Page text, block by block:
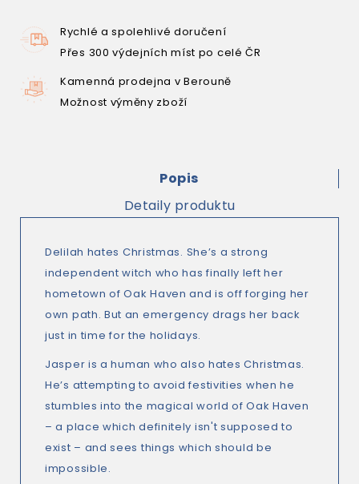
Rychlé a spolehlivé doručení
Přes 300 výdejních míst po celé ČR
Kamenná prodejna v Berouně
Možnost výměny zboží
Popis
Detaily produktu
Delilah hates Christmas. She’s a strong
independent witch who has finally left her
hometown of Oak Haven and is off forging her
own path. But an emergency drags her back
just in time for the holidays.
Jasper is a human who also hates Christmas.
He’s attempting to avoid festivities when he
stumbles into the magical world of Oak Haven
– a place which definitely isn't supposed to
exist – and sees things which should be
impossible.